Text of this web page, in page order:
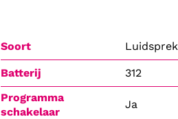
Soort
Batterij
312
Programma
schakelaar
Ja